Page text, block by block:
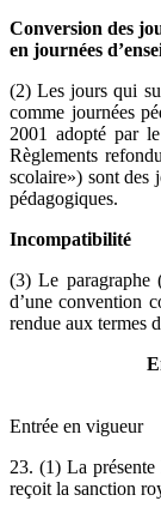
Conversion des
en journées
(2) Les jours qui
comme journées
2001 adopté par
Règlements
scolaire») sont des
pédagogiques.
Incompatibilité
(3) Le paragraphe
d’une convention
rendue aux termes
Entrée en vigueur
23. (1) La
reçoit la sanction